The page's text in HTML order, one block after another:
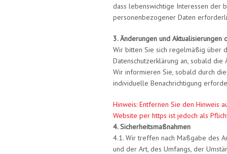
dass lebenswichtige Interessen der
personenbezogener Daten
3. Änderungen und Aktualisierungen
Wir bitten Sie sich regelmäßig über
Datenschutzerklärung an, sobald
Wir informieren Sie, sobald durch
individuelle Benachrichtigung
Hinweis: Entfernen Sie den Hinweis
Website per https ist jedoch als
4. Sicherheitsmaßnahmen
4.1. Wir treffen nach Maßgabe des
und der Art, des Umfangs, der